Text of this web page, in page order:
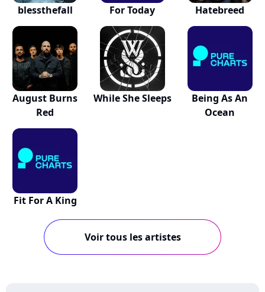
blessthefall For Today Hatebreed
August Burns
Red
While She Sleeps
Being As An
Ocean
Fit For A King
Voir tous les artistes